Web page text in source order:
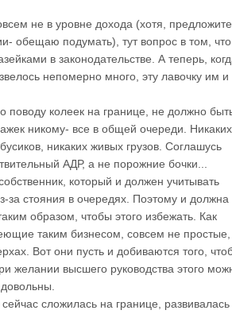
вообще мимо наших резиновых границ ср
тягачи, свежие рефы. Типовые загрузки.
Все для быстрой и качественной
не в уровне дохода (хотя, предложите
обещаю подумать), тут вопрос в том, что
в законодательстве. А теперь,
непомерно много, эту лавочку им и
поводу колеек на границе, не должно
никому- все в общей очереди. Никаких
никаких живых грузов. Соглашусь
АДР, а не порожние бочки...
который и должен учитывать
за стояния в очередях. Поэтому и должна
образом, чтобы этого избежать. Как
таким бизнесом, совсем не простые,
Вот они пусть и добиваются того,
желании высшего руководства этого
сложилась на границе,